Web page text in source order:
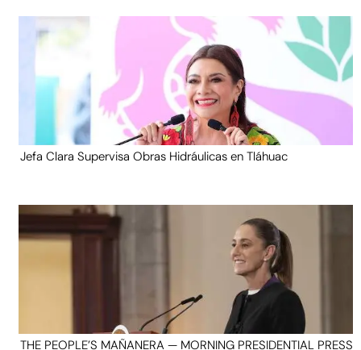
Jefa Clara Supervisa Obras Hidráulicas en Tláhuac
THE PEOPLE’S MAÑANERA — MORNING PRESIDENTIAL PRESS